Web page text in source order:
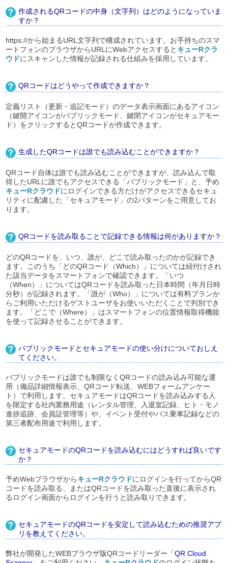
作成されるQRコードの中身（文字列）はどのようになっていま
すか？
https://から始まるURL文字列で構成されています。お手持ちのスマ
ートフォンのブラウザからURLにWebアクセスすると キューRクラ
ウドにスキャンした情報が記録される仕組みを採用しています。
QRコードはどうやって作成できますか？
定義リスト（更新・追記モード）のデータ表示画面にあるアイコン
（鍵開アイコンがパブリックモード、鍵閉アイコンがセキュアモー
ド）をクリックするとQRコードが作成できます。
生成したQRコードは誰でも読み込むことができますか？
QRコード自体は誰でも読み込むことができますが、読み込んで取
得したURLに誰でもアクセスできる「パブリックモード」と、予め
キューRクラウドにログインできる方だけがアクセスできるセキュ
リティに配慮した「セキュアモード」の2パターンをご用意してお
ります。
QRコードを読み取ることで記録できる情報は何がありますか？
どのQRコードを、いつ、誰が、どこで読み取ったのかが記録でき
ます。このうち「どのQRコード（Which）」については紐付けされ
た該当データをスマートフォンで確認できます。「いつ
（When）」についてはQRコードを読み取った日本時間（年月日時
分秒）が記録されます。「誰が（Who）」については有料プランか
らご利用いただけるゲストユーザをお使いいただくことで判別でき
ます。「どこで（Where）」はスマートフォンの位置情報取得機能
を使って記録させることができます。
パブリックモードとセキュアモードの使い分けについておしえ
てください。
パブリックモードは誰でも制限なくQRコードの読み込み可能な運
用（備品詳細情報表示、QRコード転送、WEBフォームアンケー
ト）で利用します。セキュアモードはQRコードを読み込みする人
を限定する社内業務用途（レンタル管理、入退室記録、ヒト・モノ
進捗追跡、会員証管理等）や、イベント受付やバス乗車記録などの
第三者配布用途で利用します。
セキュアモードのQRコードを読み込むにはどうすれば良いです
か？
予めWebブラウザからキューRクラウドにログインを行ってからQR
コードを読み取る、またはQRコードを読み取った直後に表示され
るログイン画面からログインを行うと読み取りできます。
セキュアモードのQRコードを安定して読み込むための推奨アプ
リを教えてください。
弊社が開発したWEBブラウザ版QRコードリーダー「QR Cloud